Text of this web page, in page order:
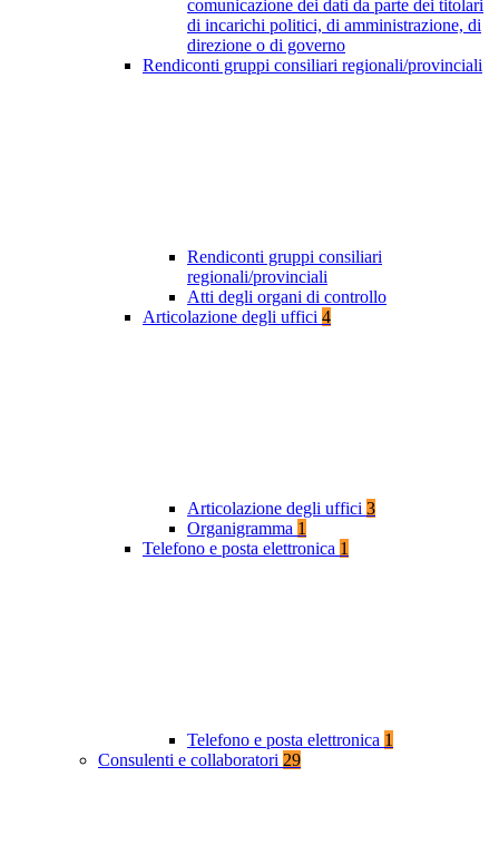
comunicazione dei dati da parte dei titolari
di incarichi politici, di amministrazione, di
direzione o di governo
Rendiconti gruppi consiliari regionali/provinciali
Rendiconti gruppi consiliari
regionali/provinciali
Atti degli organi di controllo
Articolazione degli uffici 4
Articolazione degli uffici 3
Organigramma 1
Telefono e posta elettronica 1
Telefono e posta elettronica 1
Consulenti e collaboratori 29